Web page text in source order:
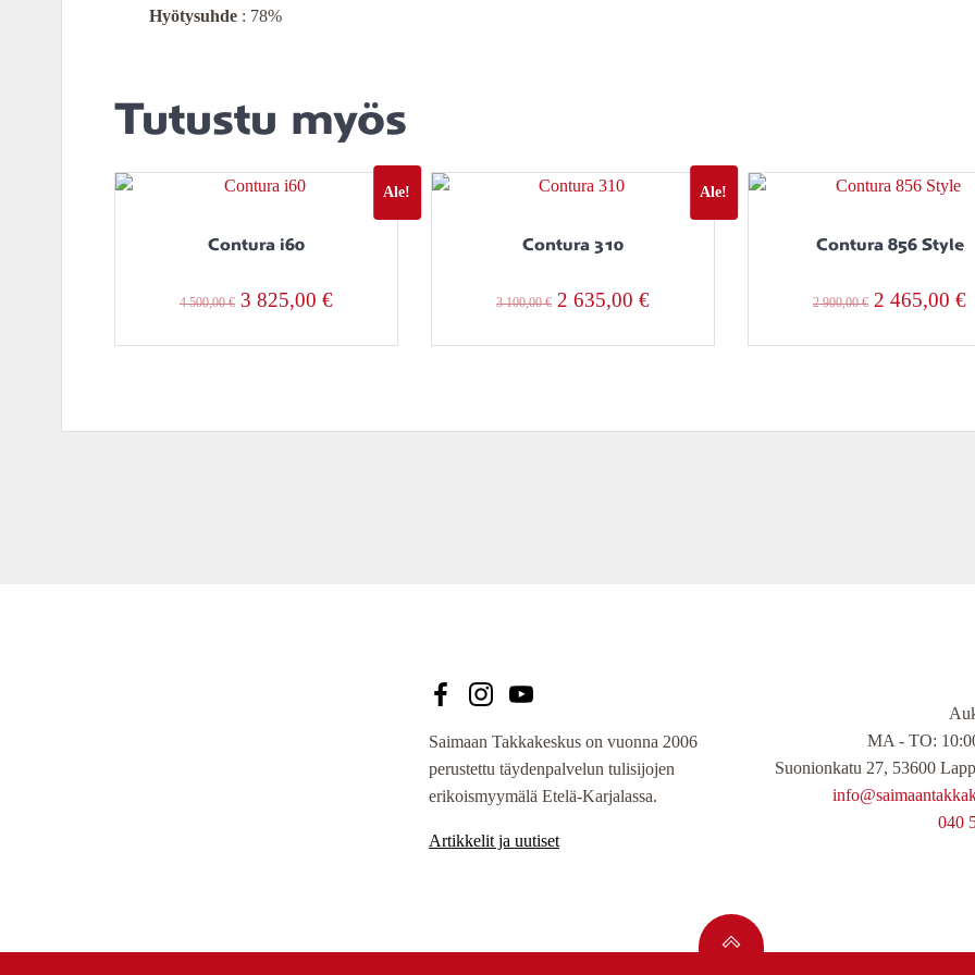
Hyötysuhde : 78%
Tutustu myös
Ale!
Contura i60
4 500,00€ Alkuperäinen
3 825,00 €Nykyinen
Ale!
Contura 310
3 100,00€ Alkuperäinen
2 635,00 €Nykyinen
Contura 856 Style
2 900,00€ Alkuperäinen
2 465,00 €
Saimaan Takkakeskus on vuonna 2006
perustettu täydenpalvelun tulisijojen
erikoismyymälä Etelä-Karjalassa.
Artikkelit ja uutiset
MA - TO:
Suonionkatu 27, 53600
040